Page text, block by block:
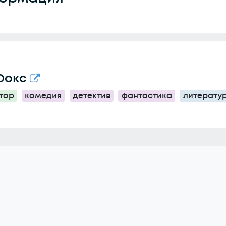
комедия детектив фантастика